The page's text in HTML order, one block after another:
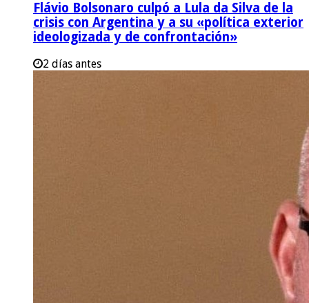
Flávio Bolsonaro culpó a Lula da Silva de la
crisis con Argentina y a su «política exterior
ideologizada y de confrontación»
2 días antes